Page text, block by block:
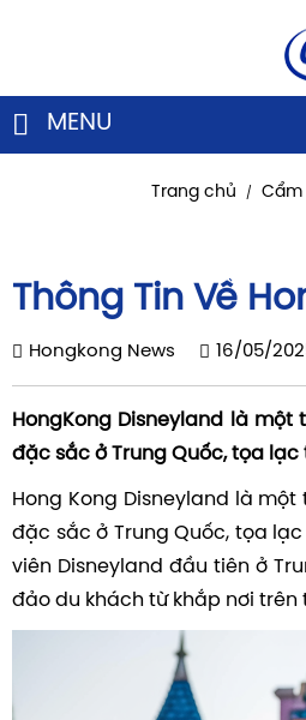
MENU
Trang chủ / Cẩm
Thông Tin Về
Hongkong News 16/05/
HongKong Disneyland là
đặc sắc ở Trung Quốc, tọa lạc
Hong Kong Disneyland là
đặc sắc ở Trung Quốc, tọa
viên Disneyland đầu tiên ở
đảo du khách từ khắp nơi trên